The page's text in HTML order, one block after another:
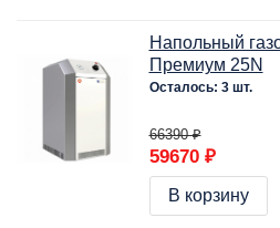
Напольный
Премиум 25N
Осталось: 3 шт.
66390 ₽
59670 ₽
В корзину